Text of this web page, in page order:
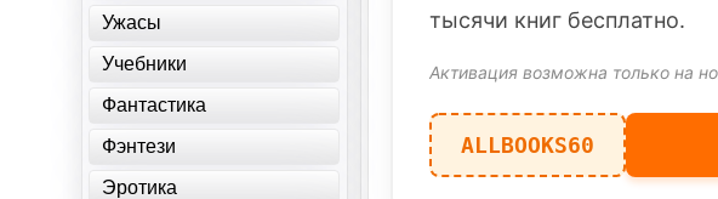
тысячи книг бесплатно.
Активация возможна только на
ALLBOOKS60
Ужасы
Учебники
Фантастика
Фэнтези
Эротика